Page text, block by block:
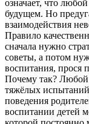
означает, что
будущем. Но
взаимодействия
Правило
сначала нужно
советы, а потом
воспитания, прося
Почему так? Любой
тяжёлых
поведения
воспитании детей